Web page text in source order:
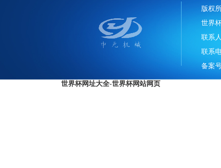
版权
世界
联系
联系
备案
世界杯网址大全-世界杯网站网页